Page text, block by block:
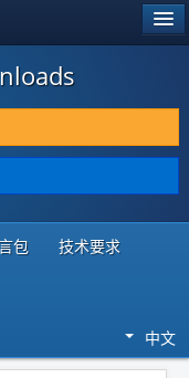
包 技术要求
中文